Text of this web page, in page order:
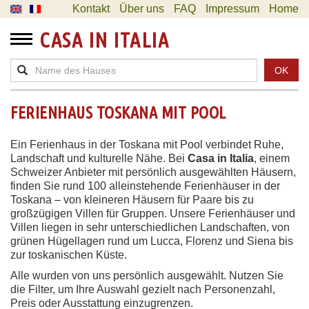
Kontakt Über uns FAQ Impressum Home
CASA IN ITALIA
OK
FERIENHAUS TOSKANA MIT POOL
Ein Ferienhaus in der Toskana mit Pool verbindet Ruhe,
Landschaft und kulturelle Nähe. Bei Casa in Italia, einem
Schweizer Anbieter mit persönlich ausgewählten Häusern,
finden Sie rund 100 alleinstehende Ferienhäuser in der
Toskana – von kleineren Häusern für Paare bis zu
großzügigen Villen für Gruppen. Unsere Ferienhäuser und
Villen liegen in sehr unterschiedlichen Landschaften, von
grünen Hügellagen rund um Lucca, Florenz und Siena bis
zur toskanischen Küste.
Alle wurden von uns persönlich ausgewählt. Nutzen Sie
die Filter, um Ihre Auswahl gezielt nach Personenzahl,
Preis oder Ausstattung einzugrenzen.